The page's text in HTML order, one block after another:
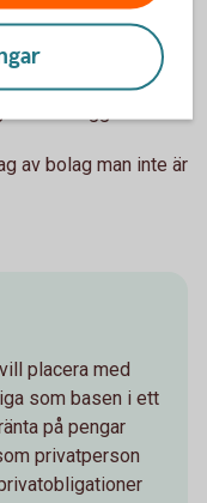
obligationer
att beakta vid
av bolag man inte är
placera med
som basen i ett
på pengar
privatperson